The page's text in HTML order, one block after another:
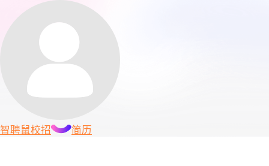
智聘鼠校招 简历